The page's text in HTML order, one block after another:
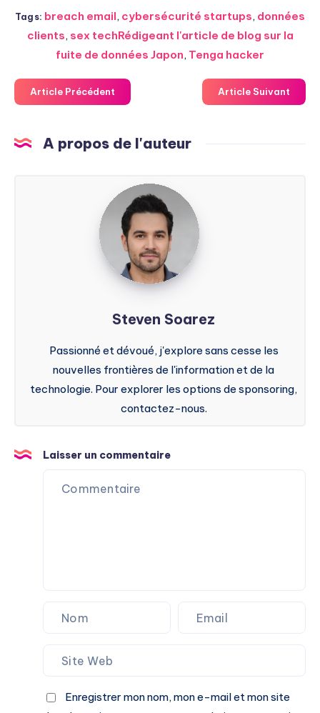
Tags: breach email, cybersécurité startups, données
clients, sex techRédigeant l'article de blog sur la
fuite de données Japon, Tenga hacker
Article Précédent Article Suivant
A propos de l'auteur
Steven
Soarez
Steven Soarez
Passionné et dévoué, j'explore sans cesse les
nouvelles frontières de l'information et de la
technologie. Pour explorer les options de sponsoring,
contactez-nous.
Laisser un commentaire
Enregistrer mon nom, mon e-mail et mon site